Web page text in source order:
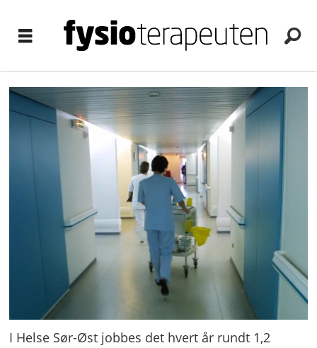
I Helse Sør-Øst jobbes det hvert år rundt 1,2